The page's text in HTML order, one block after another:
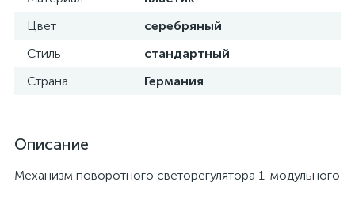
Цвет
серебряный
Стиль
стандартный
Страна
Германия
Описание
Механизм поворотного светорегулятора 1-модульного